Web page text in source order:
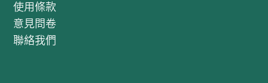
使用條款
意見問卷
聯絡我們